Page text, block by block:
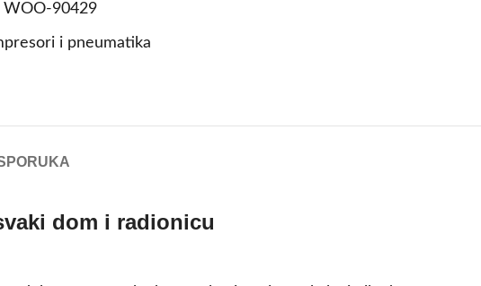
WOO-90429
i pneumatika
dom i radionicu